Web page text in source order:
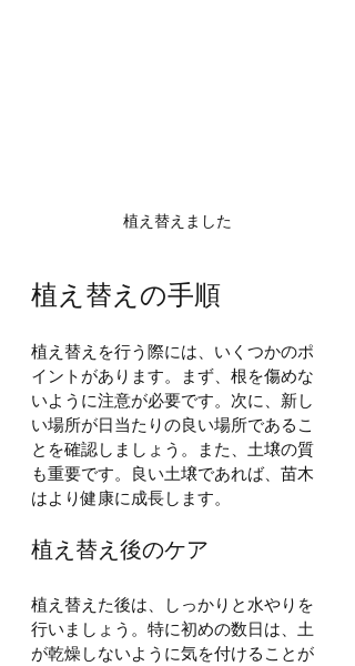
植え替えました
植え替えの手順
植え替えを行う際には、いくつかのポ
イントがあります。まず、根を傷めな
いように注意が必要です。次に、新し
い場所が日当たりの良い場所であるこ
とを確認しましょう。また、土壌の質
も重要です。良い土壌であれば、苗木
はより健康に成長します。
植え替え後のケア
植え替えた後は、しっかりと水やりを
行いましょう。特に初めの数日は、土
が乾燥しないように気を付けることが